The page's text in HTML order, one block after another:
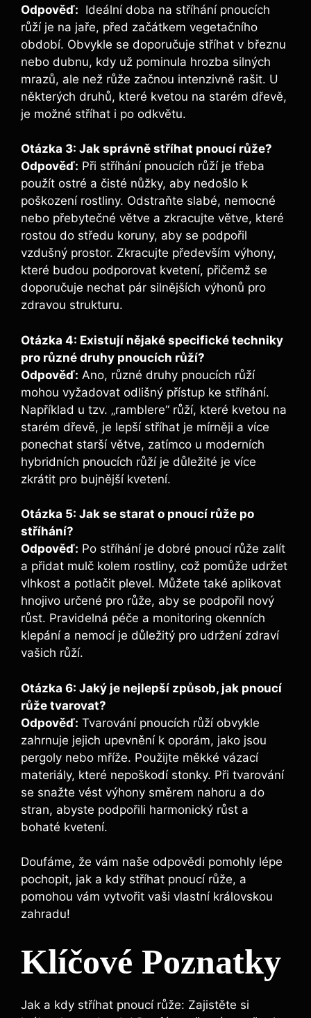
Odpověď: ‌ Ideální⁤ doba ‌na stříhání​ pnoucích
růží ‌je ‍na jaře, před začátkem vegetačního
období. ‌Obvykle ⁢se doporučuje stříhat v ‌březnu
nebo‌ dubnu, kdy už pominula hrozba ⁤silných
mrazů, ale než růže začnou intenzivně rašit.‌ U
některých ‌druhů, ⁢které kvetou na starém dřevě,
je možné stříhat⁢ i po odkvětu.
Otázka 3: Jak správně ‌stříhat pnoucí růže?
Odpověď: Při⁢ stříhání pnoucích růží je⁣ třeba
použít ostré ‌a‌ čisté‍ nůžky, aby​ nedošlo k ​
poškození rostliny. Odstraňte slabé, nemocné
nebo přebytečné větve ‍a zkracujte větve, které
rostou do středu ‍koruny, aby se podpořil
vzdušný prostor.⁣ Zkracujte především⁢ výhony,⁤
které budou podporovat kvetení, přičemž se
doporučuje nechat pár silnějších výhonů ⁤pro
zdravou strukturu.
Otázka 4:⁣ Existují ⁤nějaké ‌specifické techniky
pro různé druhy pnoucích růží?
Odpověď: Ano, různé‌ druhy pnoucích růží
mohou vyžadovat odlišný přístup ke stříhání.
Například u tzv. „ramblere“ růží, které kvetou na
⁢starém dřevě, je lepší stříhat je ​mírněji​ a více⁢
ponechat starší větve, zatímco u moderních ​
hybridních​ pnoucích​ růží‌ je důležité je⁣ více
zkrátit pro bujnější ⁢kvetení.
Otázka 5: Jak ​se starat o pnoucí růže po
stříhání?
Odpověď: ​Po⁤ stříhání je dobré pnoucí růže‍ zalít
a přidat ‍mulč ‌kolem​ rostliny, ​což pomůže udržet​
vlhkost a potlačit plevel. Můžete ⁣také aplikovat
hnojivo určené⁤ pro růže, ⁤aby se podpořil nový
růst. Pravidelná‌ péče a monitoring okenních
klepání a nemocí je důležitý pro udržení zdraví
vašich ⁢růží.
Otázka 6: ⁣Jaký je nejlepší způsob, jak pnoucí
růže tvarovat?
Odpověď: ⁢Tvarování pnoucích růží ​obvykle
zahrnuje jejich upevnění k oporám, ‍jako jsou
pergoly nebo mříže. Použijte měkké vázací
materiály, které nepoškodí ​stonky. Při tvarování
se snažte vést ⁢výhony směrem nahoru a⁢ do
stran, abyste ⁤podpořili harmonický​ růst a
bohaté kvetení.
Doufáme, že vám naše odpovědi​ pomohly lépe
pochopit, jak a kdy stříhat pnoucí růže, a
pomohou‍ vám vytvořit vaši vlastní královskou
⁤zahradu! ⁣
Klíčové ⁤Poznatky
Jak a kdy stříhat pnoucí růže: Zajistěte ‍si